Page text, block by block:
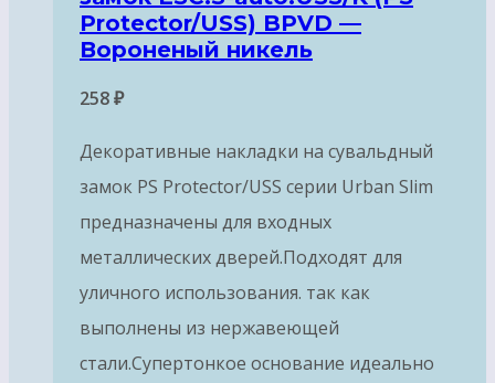
Protector/USS) BPVD —
Вороненый никель
258₽
Декоративные накладки на сувальдный
замок PS Protector/USS серии Urban Slim
предназначены для входных
металлических дверей.Подходят для
уличного использования. так как
выполнены из нержавеющей
стали.Супертонкое основание идеально